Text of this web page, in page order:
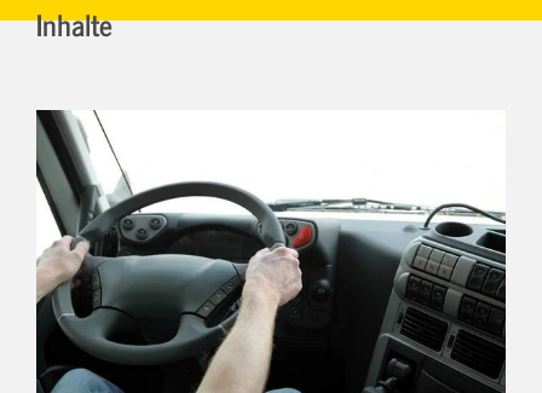
Inhalte